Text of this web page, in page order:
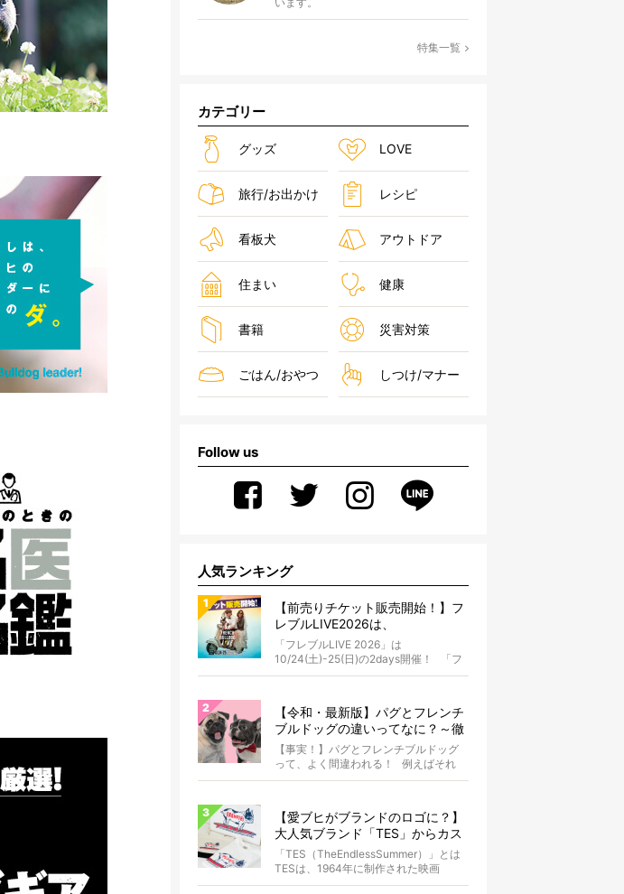
特集一覧
カテゴリー
グッズ LOVE
旅行/お出かけ レシピ
看板犬 アウトドア
住まい 健康
書籍 災害対策
ごはん/おやつ しつけ/マナー
Follow us
人気ランキング
【前売りチケット販売開始！】フ
レブルLIVE2026は、
10/24(土)-25(日)開催！フレブル
だらけのキャンプ・前夜祭・バス
プランも新登場!?
「フレブルLIVE 2026」は
10/24(土)-25(日)の2days開催！ 「フ
レブルLIV...
【令和・最新版】パグとフレンチ
ブルドッグの違いってなに？～徹
底解説～
【事実！】パグとフレンチブルドッグ
って、よく間違われる！ 例えばそれ
は、愛ブヒとのお散歩中。 &...
【愛ブヒがブランドのロゴに？】
大人気ブランド「TES」からカス
タムオーダーが誕生！
「TES（TheEndlessSummer）」とは
TESは、1964年に制作された映画
『The...